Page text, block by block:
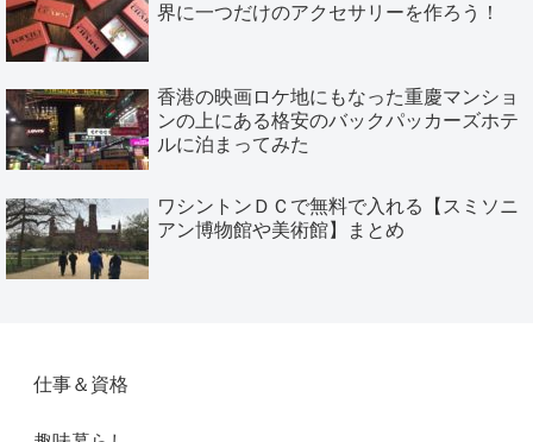
界に一つだけのアクセサリーを作ろう！
香港の映画ロケ地にもなった重慶マンショ
ンの上にある格安のバックパッカーズホテ
ルに泊まってみた
ワシントンＤＣで無料で入れる【スミソニ
アン博物館や美術館】まとめ
仕事＆資格